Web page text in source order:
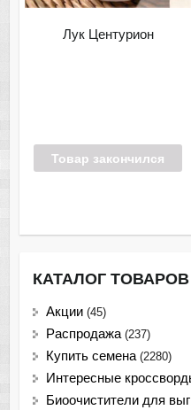
Лук Центурион
Товар закончился
КАТАЛОГ ТОВАРОВ
Акции (45)
Распродажа (237)
Купить семена (2280)
Интересные
Биоочистители для